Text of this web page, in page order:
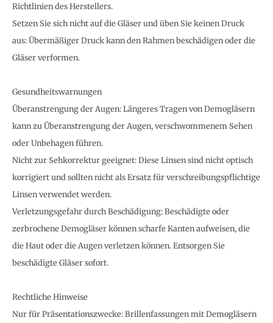
Richtlinien des Herstellers.
Setzen Sie sich nicht auf die Gläser und üben Sie keinen Druck
aus: Übermäßiger Druck kann den Rahmen beschädigen oder die
Gläser verformen.
Gesundheitswarnungen
Überanstrengung der Augen: Längeres Tragen von Demogläsern
kann zu Überanstrengung der Augen, verschwommenem Sehen
oder Unbehagen führen.
Nicht zur Sehkorrektur geeignet: Diese Linsen sind nicht optisch
korrigiert und sollten nicht als Ersatz für verschreibungspflichtige
Linsen verwendet werden.
Verletzungsgefahr durch Beschädigung: Beschädigte oder
zerbrochene Demogläser können scharfe Kanten aufweisen, die
die Haut oder die Augen verletzen können. Entsorgen Sie
beschädigte Gläser sofort.
Rechtliche Hinweise
Nur für Präsentationszwecke: Brillenfassungen mit Demogläsern